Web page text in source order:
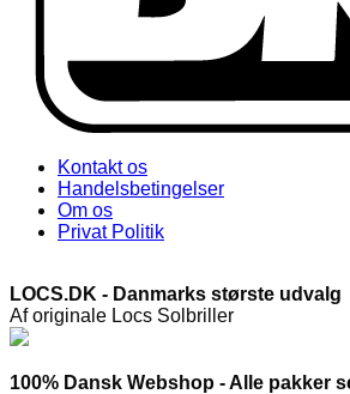
Kontakt os
Handelsbetingelser
Om os
Privat Politik
LOCS.DK - Danmarks største udvalg
Af originale Locs Solbriller
100% Dansk Webshop - Alle pakker